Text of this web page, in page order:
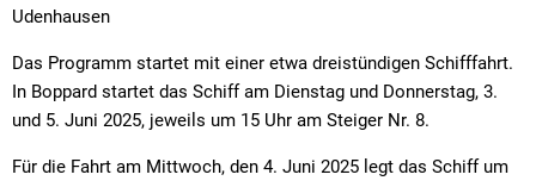
Udenhausen
Das Programm startet mit einer etwa dreistündigen Schifffahrt.
In Boppard startet das Schiff am Dienstag und Donnerstag, 3.
und 5. Juni 2025, jeweils um 15 Uhr am Steiger Nr. 8.
Für die Fahrt am Mittwoch, den 4. Juni 2025 legt das Schiff um